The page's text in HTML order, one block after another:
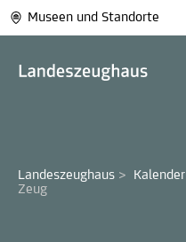
Museen und Standorte
Landeszeughaus > Kalender
Zeug